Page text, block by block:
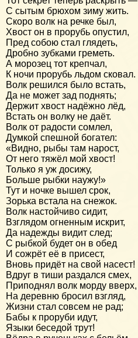
С сытым брюхом зиму жить.
Скоро волк на речке был,
Хвост он в прорубь опустил,
Пред собою стал глядеть,
Дробно зубками греметь.
А морозец тот крепчал,
К ночи прорубь льдом сковал.
Волк решился было встать,
Да не может зад поднять;
Держит хвост надёжно лёд,
Встать он волку не даёт.
Волк от радости сомлел,
Думкой спешной богател:
«Видно, рыбы там нарост,
От него тяжёл мой хвост!
Только я уж досижу,
Больше рыбки наужу!»
Тут и ночке вышел срок,
Зорька встала на снежок.
Волк настойчиво сидит,
Взглядом огненным искрит,
Да надежды видит след;
С рыбкой будет он в обед
И сожрёт её в присест,
Вновь придёт на свой насест!
Вдруг в тиши раздался смех,
Приподнял волк морду вверх,
На деревню бросил взгляд,
Жизни стал совсем не рад;
Бабы к проруби идут,
Языки беседой трут!